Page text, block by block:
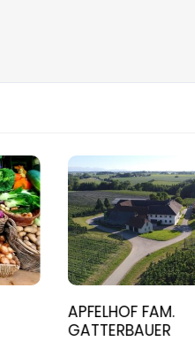
APFELHOF FAM.
GATTERBAUER